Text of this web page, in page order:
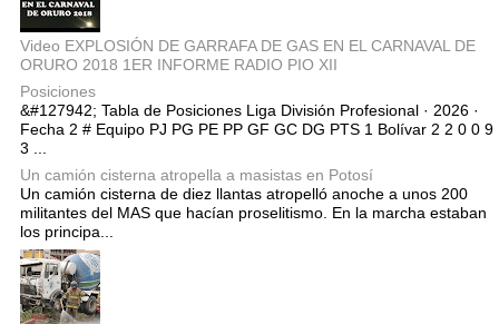
Video EXPLOSIÓN DE GARRAFA DE GAS EN EL CARNAVAL DE
ORURO 2018 1ER INFORME RADIO PIO XII
Posiciones
&#127942; Tabla de Posiciones Liga División Profesional · 2026 ·
Fecha 2 # Equipo PJ PG PE PP GF GC DG PTS 1 Bolívar 2 2 0 0 9
3 ...
Un camión cisterna atropella a masistas en Potosí
Un camión cisterna de diez llantas atropelló anoche a unos 200
militantes del MAS que hacían proselitismo. En la marcha estaban
los principa...